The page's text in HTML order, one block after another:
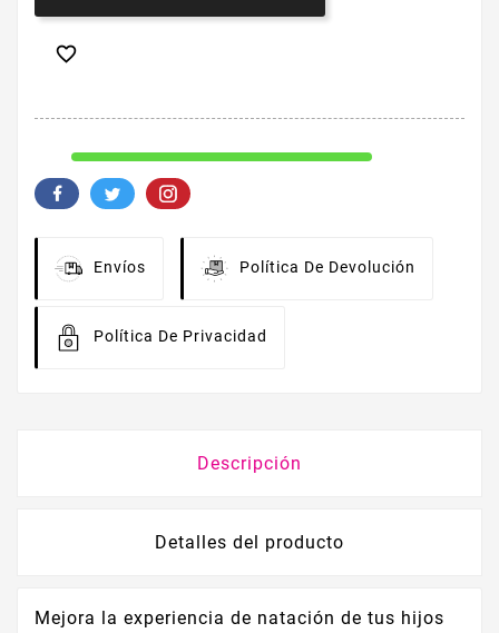

Envíos Política De Devolución
Política De Privacidad
Descripción
Detalles del producto
Mejora la experiencia de natación de tus hijos